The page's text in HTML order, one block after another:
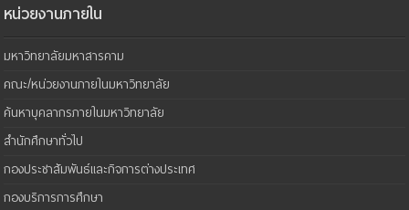
หน่วยงานภายใน
มหาวิทยาลัยมหาสารคาม
คณะ/หน่วยงานภายในมหาวิทยาลัย
ค้นหาบุคลากรภายในมหาวิทยาลัย
สำนักศึกษาทั่วไป
กองประชาสัมพันธ์และกิจการต่างประเทศ
กองบริการการศึกษา